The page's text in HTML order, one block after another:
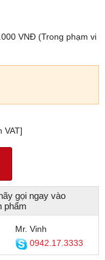
VNĐ (Trong phạm vi
VAT]
gọi ngay vào
phẩm
Mr. Vinh
0942.17.3333